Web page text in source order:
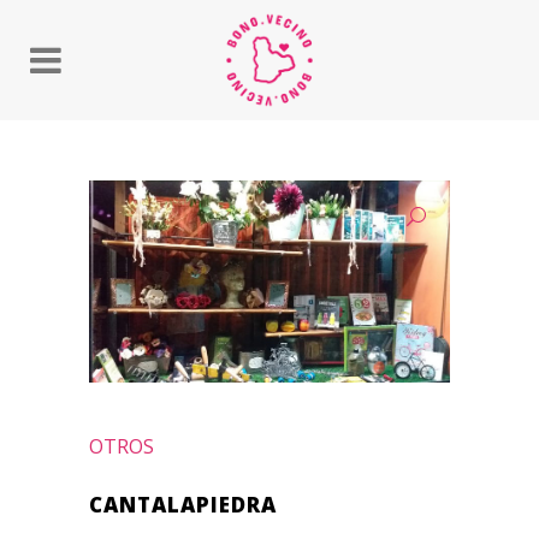
OTROS
CANTALAPIEDRA